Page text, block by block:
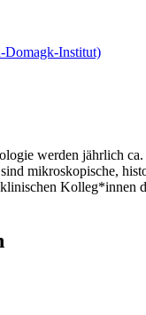
Domagk-Institut)
werden jährlich
mikroskopische,
Kolleg*innen